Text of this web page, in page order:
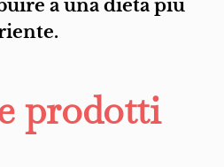
a una dieta più
prodotti